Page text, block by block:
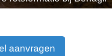
aanvragen